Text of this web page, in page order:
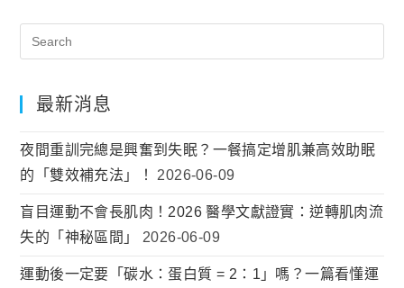
最新消息
夜間重訓完總是興奮到失眠？一餐搞定增肌兼高效助眠
的「雙效補充法」！
2026-06-09
盲目運動不會長肌肉！2026 醫學文獻證實：逆轉肌肉流
失的「神秘區間」
2026-06-09
運動後一定要「碳水：蛋白質 = 2：1」嗎？一篇看懂運